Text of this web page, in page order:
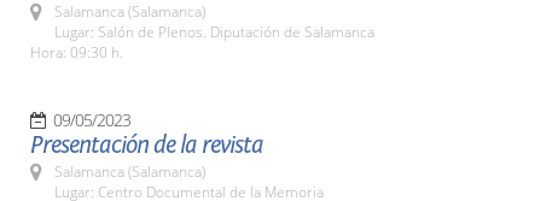
Salamanca (Salamanca)
Lugar: Salón de Plenos. Diputación de Salamanca
Hora: 09:30 h.
09/05/2023
Presentación de la revista
Salamanca (Salamanca)
Lugar: Centro Documental de la Memoria